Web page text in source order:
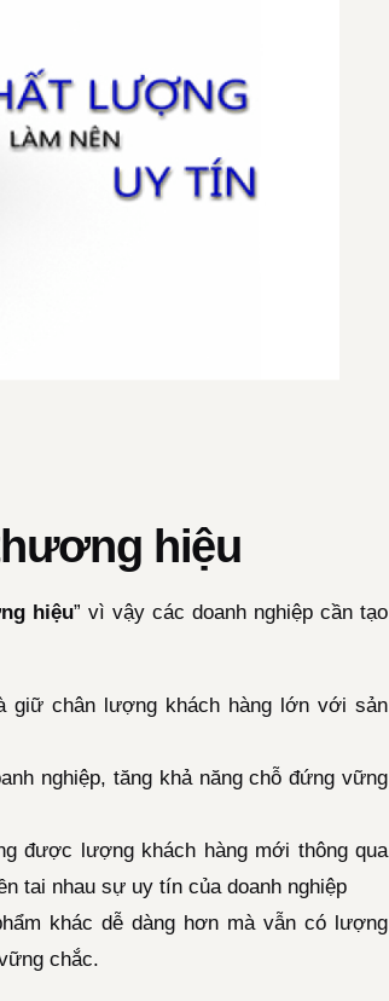
hiệu
hiệu” vì vậy các doanh nghiệp cần tạo
giữ chân lượng khách hàng lớn với sản
nghiệp, tăng khả năng chỗ đứng vững
được lượng khách hàng mới thông qua
tai nhau sự uy tín của doanh nghiệp
khác dễ dàng hơn mà vẫn có lượng
chắc.